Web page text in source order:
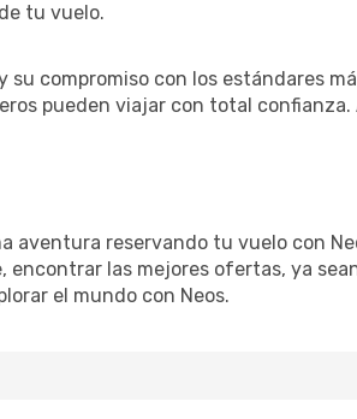
tu vuelo.
compromiso con los estándares
pueden viajar con total
aventura reservando tu vuelo con
las mejores ofertas, ya
el mundo con Neos.